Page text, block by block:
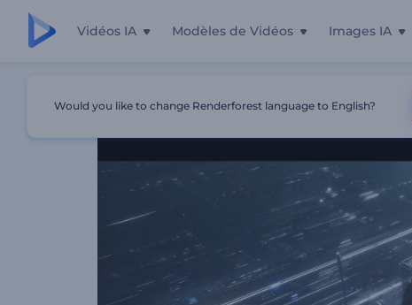
Vidéos IA Modèles de Vidéos Images IA
Would you like to change Renderforest language to English?